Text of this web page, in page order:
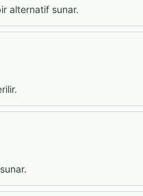
alternatif sunar.